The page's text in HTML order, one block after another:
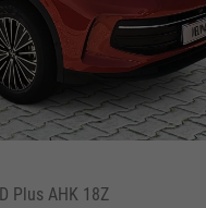
Plus AHK 18Z